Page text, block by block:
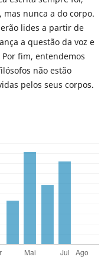
mas nunca a do corpo.
lides a partir de
a questão da voz e
fim, entendemos
não estão
pelos seus corpos.